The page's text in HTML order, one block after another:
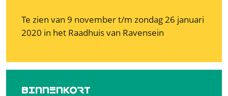
Te zien van 9 november t/m zondag 26 januari
2020 in het Raadhuis van Ravensein
BINNENKORT